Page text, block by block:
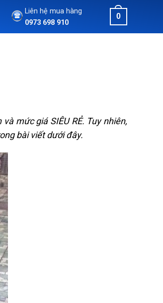
Liên hệ mua hàng
0973 698 910
0
mức giá SIÊU RẺ. Tuy nhiên,
bài viết dưới đây.